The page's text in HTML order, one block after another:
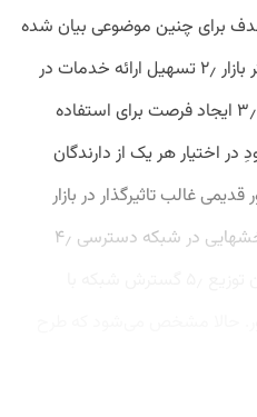
برای چنین موضوعی بیان شده
است: ۱٫ رقابتی کردن هرچه بیشتر بازار ۲٫ تسهیل ارائه خدمات در
حوزه ارتباطات ثابت سیمی/کابلی ۳٫ ایجاد فرصت برای استفاده
در اختیار هر یک از دارندگان
غالب تاثیرگذار در بازار
(Incumbent) از طریق اشتراک بخش‏هایی در شبکه دسترسی ۴٫